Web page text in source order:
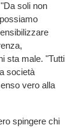
soli non
sta male. "Tutti
società
vero alla
spingere chi